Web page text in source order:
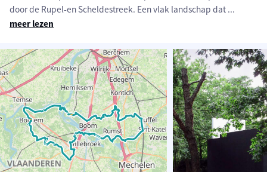
door de Rupel-en Scheldestreek. Een vlak landschap dat ...
meer lezen